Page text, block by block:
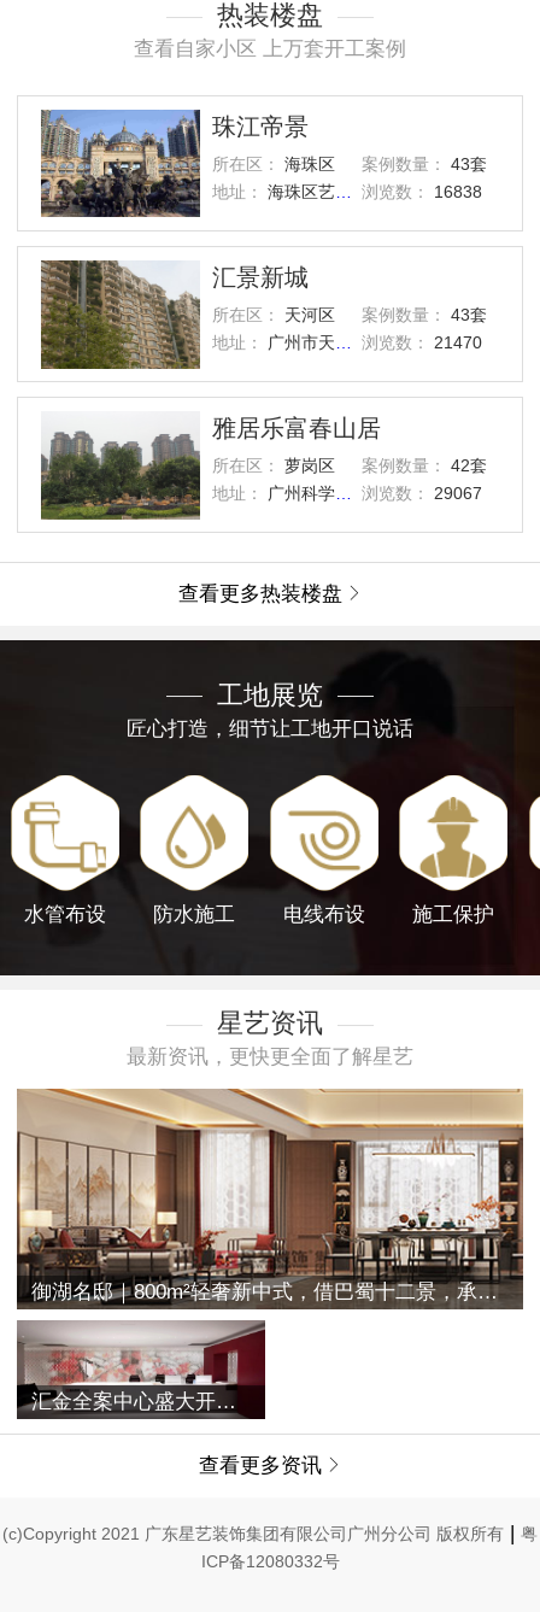
热装楼盘
查看自家小区 上万套开工案例
珠江帝景
所在区： 海珠区 案例数量：
43套
地址：
海珠区艺洲路灏景街1号 浏览数： 16838
汇景新城
所在区： 天河区 案例数量：
43套
地址：
广州市天河区汇景路五山街 浏览数： 21470
雅居乐富春山居
所在区： 萝岗区 案例数量：
42套
地址：
广州科学城西区 浏览数： 29067
查看更多热装楼盘 
工地展览
匠心打造，细节让工地开口说话
水管布设 防水施工 电线布设 施工保护
星艺资讯
最新资讯，更快更全面了解星艺
御湖名邸｜800m²轻奢新中式，借巴蜀十二景，承古典之空灵
汇金全案中心盛大开业 | 融合过往与未来，唤醒家的美学记忆
查看更多资讯 
(c)Copyright 2021 广东星艺装饰集团有限公司广州分公司 版权所有 | 粤
ICP备12080332号